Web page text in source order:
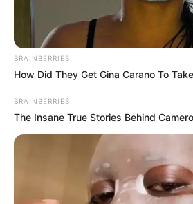
BRAINBERRIES
How Did They Get Gina Carano To
BRAINBERRIES
The Insane True Stories Behind